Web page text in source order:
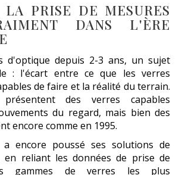
PRISE DE MESURES
DANS L'ÈRE
d'optique depuis 2-3 ans, un sujet
: l'écart entre ce que les verres
de faire et la réalité du terrain.
des verres capables
du regard, mais bien des
encore comme en 1995.
a encore poussé ses solutions de
en reliant les données de prise de
gammes de verres les plus